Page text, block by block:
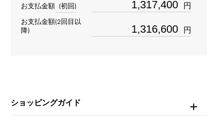
自動巻き
-
お支払金額 (初回) 円
お支払金額(2回目以
降)
円
ショッピングガイド